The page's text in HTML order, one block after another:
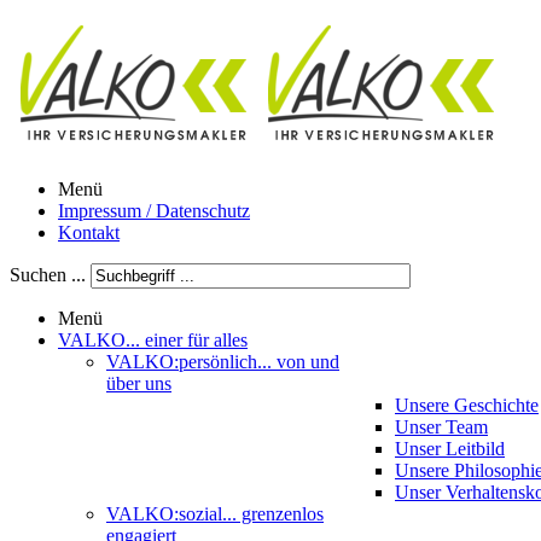
Menü
Impressum / Datenschutz
Kontakt
Suchen ...
Menü
VALKO... einer für alles
VALKO:persönlich... von und
über uns
Unsere Geschichte
Unser Team
Unser Leitbild
Unsere
Unser
VALKO:sozial... grenzenlos
engagiert